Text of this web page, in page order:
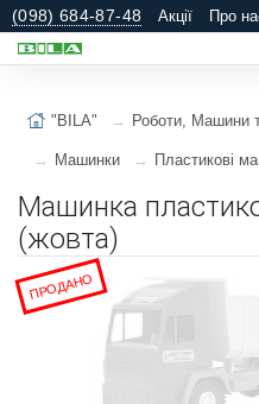
(098) 684-87-48 Акції Про
"BILA" Роботи, Машини
Машинки Пластикові
Машинка
(жовта)
ПРОДАНО